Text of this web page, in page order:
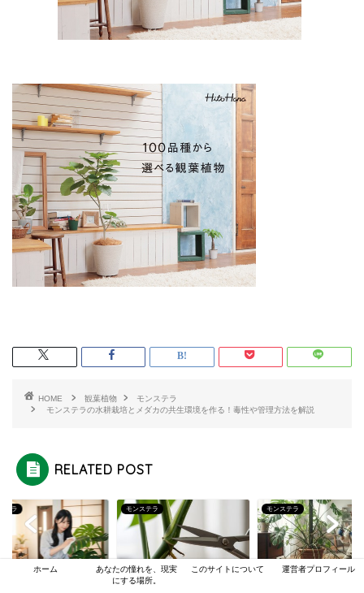
HOME 観葉植物
モンステラ
モンステラの水耕栽培とメダカの共生環境を作る！毒性や管理方法を解説
RELATED POST
テラ モンステラ
モンステラの水差しは葉
モンステラ
ホーム
あなたの憧れを、現実
にする場所。
このサイトについて 運営者プロフィール